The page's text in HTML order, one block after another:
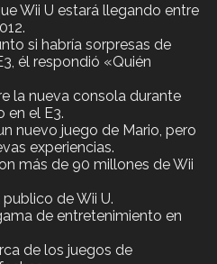
Wii U estará llegando entre
si habría sorpresas de
él respondió «Quién
la nueva consola durante
en el E3.
nuevo juego de Mario, pero
experiencias.
más de 90 millones de Wii
de Wii U.
de entretenimiento en
de los juegos de